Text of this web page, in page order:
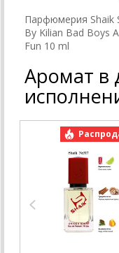
Парфюмерия Shaik
By Kilian Bad Boys
Fun 10 ml
Аромат в